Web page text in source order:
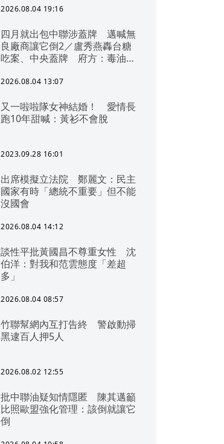
2026.08.04 19:16
四月就出包中聯涉蓋牌 邁喊無
良廠商讓它倒2／盧秀燕轟台糖
吃案、中央蓋牌 府方：毒油一
2026.08.04 13:07
又一啦啦隊女神結婚！ 愛情長
跑10年甜喊：黃衫不會脫
2023.09.28 16:01
出席模擬立法院 鄭麗文：民主
國家有時「總統不重要」但不能
沒國會
2026.08.04 14:12
談性平批黃國昌不尊重女性 沈
伯洋：對我和范雲態度「差超
多」
2026.08.04 08:57
竹聯幫網內互打告終 警啟動掃
黑逮百人押5人
2026.08.02 12:55
批中聯油疑知情隱匿 陳其邁籲
比照歐盟強化管理：該倒就讓它
倒